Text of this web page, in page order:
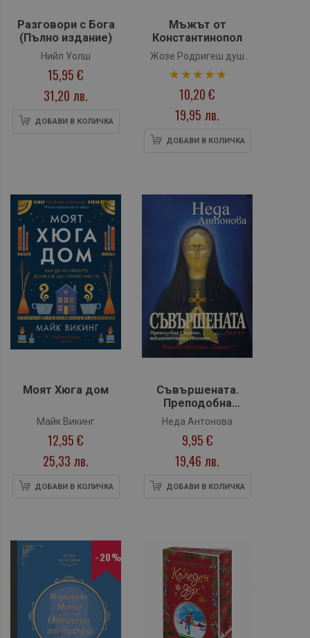
Разговори с Бога
(Пълно издание)
Нийл Уолш
15,95 €
31,20 лв.
ДОБАВИ В КОЛИЧКА
Мъжът от
Константинопол
Жозе Родригеш душ
Сантуш
рейтинг:
100%10,20 €
19,95 лв.
ДОБАВИ В КОЛИЧКА
Моят Хюга дом
Майк Викинг
12,95 €
25,33 лв.
ДОБАВИ В КОЛИЧКА
Съвършената.
Преподобна
Стойна,
неканоничната
светица
Неда Антонова
9,95 €
19,46 лв.
ДОБАВИ В КОЛИЧКА
-20%